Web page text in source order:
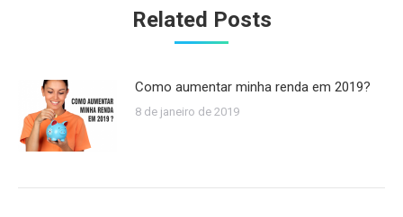
Related Posts
Como aumentar minha renda em 2019?
8 de janeiro de 2019